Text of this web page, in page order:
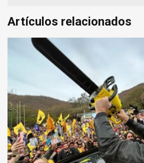
Artículos relacionados